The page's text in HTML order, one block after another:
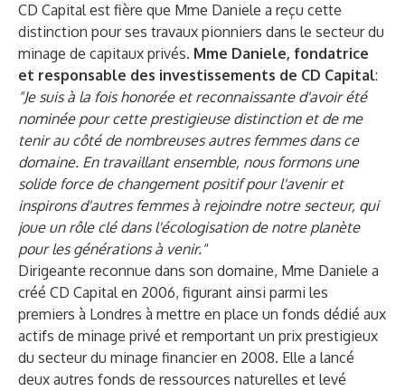
CD Capital est fière que Mme Daniele a reçu cette
distinction pour ses travaux pionniers dans le secteur du
minage de capitaux privés. Mme Daniele, fondatrice
et responsable des investissements de CD Capital:
"Je suis à la fois honorée et reconnaissante d'avoir été
nominée pour cette prestigieuse distinction et de me
tenir au côté de nombreuses autres femmes dans ce
domaine. En travaillant ensemble, nous formons une
solide force de changement positif pour l'avenir et
inspirons d'autres femmes à rejoindre notre secteur, qui
joue un rôle clé dans l'écologisation de notre planète
pour les générations à venir."
Dirigeante reconnue dans son domaine, Mme Daniele a
créé CD Capital en 2006, figurant ainsi parmi les
premiers à Londres à mettre en place un fonds dédié aux
actifs de minage privé et remportant un prix prestigieux
du secteur du minage financier en 2008. Elle a lancé
deux autres fonds de ressources naturelles et levé